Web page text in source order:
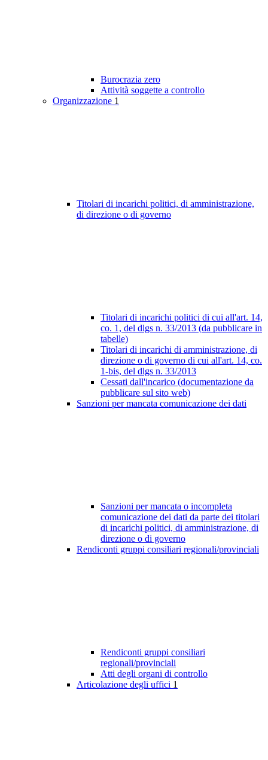
Burocrazia zero
Attività soggette a controllo
Organizzazione 1
Titolari di incarichi politici, di amministrazione,
di direzione o di governo
Titolari di incarichi politici di cui all'art. 14,
co. 1, del dlgs n. 33/2013 (da pubblicare in
tabelle)
Titolari di incarichi di amministrazione, di
direzione o di governo di cui all'art. 14, co.
1-bis, del dlgs n. 33/2013
Cessati dall'incarico (documentazione da
pubblicare sul sito web)
Sanzioni per mancata comunicazione dei dati
Sanzioni per mancata o incompleta
comunicazione dei dati da parte dei titolari
di incarichi politici, di amministrazione, di
direzione o di governo
Rendiconti gruppi consiliari regionali/provinciali
Rendiconti gruppi consiliari
regionali/provinciali
Atti degli organi di controllo
Articolazione degli uffici 1